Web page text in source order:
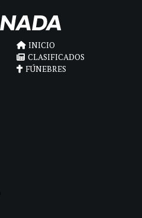
INICIO
CLASIFICADOS
FÚNEBRES